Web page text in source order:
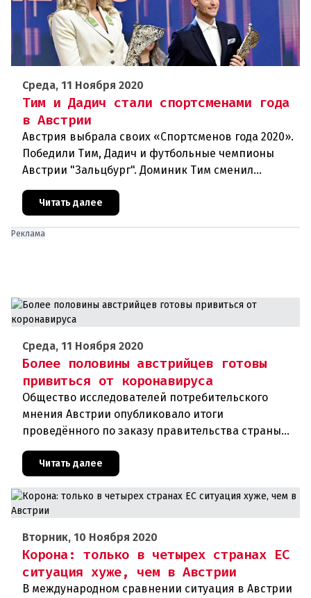
Среда, 11 Ноября 2020
Тим и Дадич стали спортсменами года
в Австрии
Австрия выбрала своих «Спортсменов года 2020».
Победили Тим, Дадич и футбольные чемпионы
Австрии "Зальцбург". Доминик Тим сменил
постоянного победителя Марселя Хиршера в
ранге Спортсмена года. На выбо
Читать далее
Реклама
Среда, 11 Ноября 2020
Более половины австрийцев готовы
привиться от коронавируса
Общество исследователей потребительского
мнения Австрии опубликовало итоги
проведённого по заказу правительства страны
соцопроса. В соответствии с ним около 54
процентов граждан республики хотят добро
Читать далее
Вторник, 10 Ноября 2020
Корона: только в четырех странах ЕС
ситуация хуже, чем в Австрии
В международном сравнении ситуация в Австрии